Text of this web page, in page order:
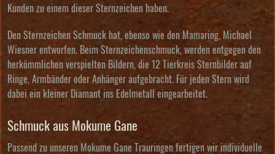
Kunden zu einem dieser Sternzeichen haben.
Den Sternzeichen Schmuck hat, ebenso wie den Mamaring, Michael
Wiesner entworfen. Beim Sternzeichenschmuck, werden entgegen den
herkömmlichen verspielten Bildern, die 12 Tierkreis Sternbilder auf
Ringe, Armbänder oder Anhänger aufgebracht. Für jeden Stern wird
dabei ein kleiner Diamant ins Edelmetall eingearbeitet.
Schmuck aus Mokume Gane
Passend zu unseren Mokume Gane Trauringen fertigen wir individuelle